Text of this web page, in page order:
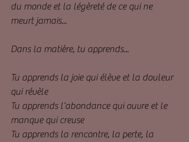
du monde et la légèreté de ce qui ne
meurt jamais...
Dans la matière, tu apprends...
Tu apprends la joie qui élève et la douleur
qui révèle
Tu apprends l’abondance qui ouvre et le
manque qui creuse
Tu apprends la rencontre, la perte, la